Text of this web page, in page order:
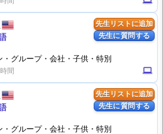
先生リストに追加
先生に質問する
computer
・グループ・会社・子供・特別
先生リストに追加
先生に質問する
・グループ・会社・子供・特別